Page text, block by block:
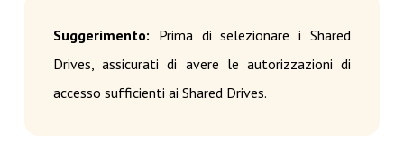
Suggerimento: Prima di selezionare i Shared
Drives, assicurati di avere le autorizzazioni di
accesso sufficienti ai Shared Drives.